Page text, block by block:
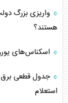
واریزی بزرگ
هستند؟
اسکناس‌های
استعلام